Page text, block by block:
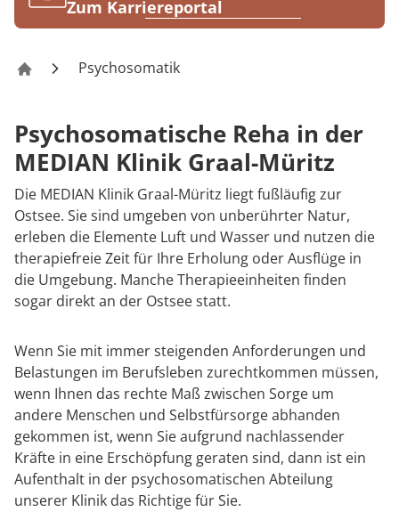
Karriere
Zum Karriereportal
Klinik Graal-Müritz
Psychosomatik
Psychosomatische Reha in der
MEDIAN Klinik Graal-Müritz
Die MEDIAN Klinik Graal-Müritz liegt fußläufig zur
Ostsee. Sie sind umgeben von unberührter Natur,
erleben die Elemente Luft und Wasser und nutzen die
therapiefreie Zeit für Ihre Erholung oder Ausflüge in
die Umgebung. Manche Therapieeinheiten finden
sogar direkt an der Ostsee statt.
Wenn Sie mit immer steigenden Anforderungen und
Belastungen im Berufsleben zurechtkommen müssen,
wenn Ihnen das rechte Maß zwischen Sorge um
andere Menschen und Selbstfürsorge abhanden
gekommen ist, wenn Sie aufgrund nachlassender
Kräfte in eine Erschöpfung geraten sind, dann ist ein
Aufenthalt in der psychosomatischen Abteilung
unserer Klinik das Richtige für Sie.